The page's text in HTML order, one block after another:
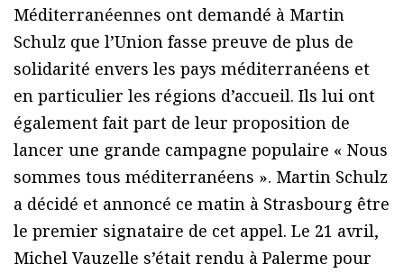
Méditerranéennes ont demandé à Martin
Schulz que l’Union fasse preuve de plus de
solidarité envers les pays méditerranéens et
en particulier les régions d’accueil. Ils lui ont
également fait part de leur proposition de
lancer une grande campagne populaire « Nous
sommes tous méditerranéens ». Martin Schulz
a décidé et annoncé ce matin à Strasbourg être
le premier signataire de cet appel. Le 21 avril,
Michel Vauzelle s’était rendu à Palerme pour